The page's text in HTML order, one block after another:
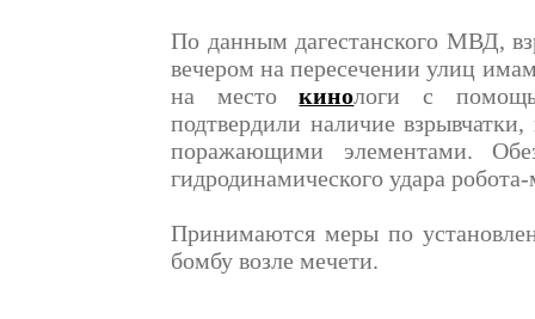
По данным дагестанского МВД,
вечером на пересечении улиц
на местокинологи с
подтвердили наличие
поражающими элементами.
гидродинамического удара
Принимаются меры по
бомбу возле мечети.